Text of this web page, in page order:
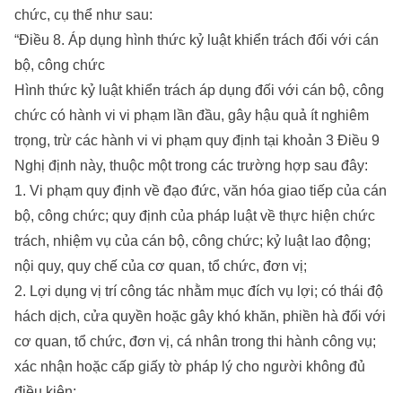
chức, cụ thể như sau:
“Điều 8. Áp dụng hình thức kỷ luật khiển trách đối với cán
bộ, công chức
Hình thức kỷ luật khiển trách áp dụng đối với cán bộ, công
chức có hành vi vi phạm lần đầu, gây hậu quả ít nghiêm
trọng, trừ các hành vi vi phạm quy định tại khoản 3 Điều 9
Nghị định này, thuộc một trong các trường hợp sau đây:
1. Vi phạm quy định về đạo đức, văn hóa giao tiếp của cán
bộ, công chức; quy định của pháp luật về thực hiện chức
trách, nhiệm vụ của cán bộ, công chức; kỷ luật lao động;
nội quy, quy chế của cơ quan, tổ chức, đơn vị;
2. Lợi dụng vị trí công tác nhằm mục đích vụ lợi; có thái độ
hách dịch, cửa quyền hoặc gây khó khăn, phiền hà đối với
cơ quan, tổ chức, đơn vị, cá nhân trong thi hành công vụ;
xác nhận hoặc cấp giấy tờ pháp lý cho người không đủ